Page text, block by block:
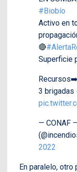
#Biobío
Activo en
🔴
Superficie
3 brigadas
— CONAF
2022
En paralelo,